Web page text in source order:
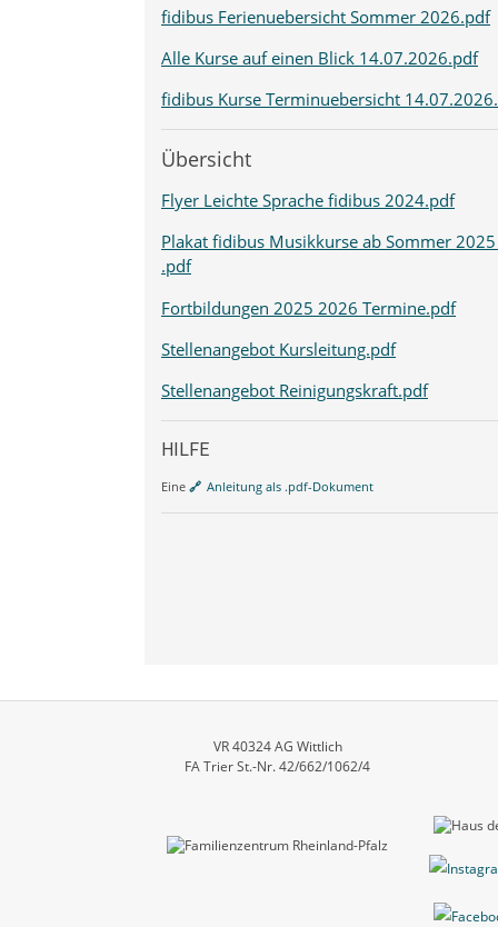
fidibus Ferienuebersicht Sommer 2026.pdf
Alle Kurse auf einen Blick 14.07.2026.pdf
fidibus Kurse Terminuebersicht
Übersicht
Flyer Leichte Sprache fidibus 2024.pdf
Plakat fidibus Musikkurse ab Sommer
.pdf
Fortbildungen 2025 2026 Termine.pdf
Stellenangebot Kursleitung.pdf
Stellenangebot Reinigungskraft.pdf
HILFE
Eine Anleitung als .pdf-Dokument
VR 40324 AG Wittlich
FA Trier St.-Nr. 42/662/1062/4